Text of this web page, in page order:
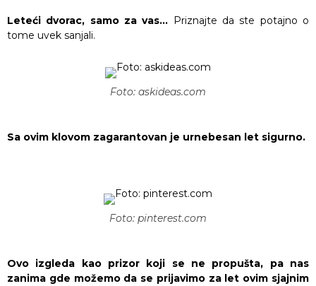
Leteći dvorac, samo za vas… Priznajte da ste potajno o
tome uvek sanjali.
Foto: askideas.com
Sa ovim klovom zagarantovan je urnebesan let sigurno.
Foto: pinterest.com
Ovo izgleda kao prizor koji se ne propušta, pa nas
zanima gde možemo da se prijavimo za let ovim sjajnim